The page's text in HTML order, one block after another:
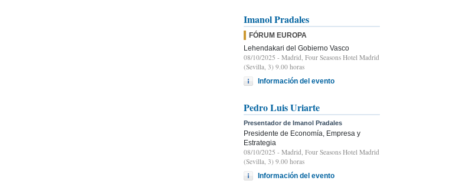
Imanol Pradales
FÓRUM EUROPA
Lehendakari del Gobierno Vasco
08/10/2025 - Madrid, Four Seasons Hotel Madrid
(Sevilla, 3) 9.00 horas
Información del evento
Pedro Luis Uriarte
Presentador de Imanol Pradales
Presidente de Economía, Empresa y
Estrategia
08/10/2025 - Madrid, Four Seasons Hotel Madrid
(Sevilla, 3) 9.00 horas
Información del evento